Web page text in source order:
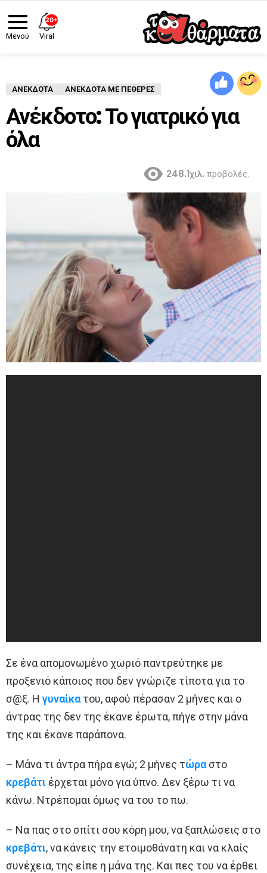
Μενού
ΑΝΈΚΔΟΤΑ ΑΝΈΚΔΟΤΑ ΜΕ ΠΕΘΕΡΈΣ
Ανέκδοτο: Το γιατρικό για
όλα
248.1χιλ. προβολές.
Σε ένα απομονωμένο χωριό παντρεύτηκε με
προξενιό κάποιος που δεν γνώριζε τίποτα για το
σ@ξ. Η γυναίκατου, αφού πέρασαν 2 μήνες και ο
άντρας της δεν της έκανε έρωτα, πήγε στην μάνα
της και έκανε παράπονα.
– Μάνα τι άντρα πήρα εγώ; 2 μήνες τώραστο
κρεβάτι έρχεται μόνο για ύπνο. Δεν ξέρω τι να
κάνω. Ντρέπομαι όμως να του το πω.
– Να πας στο σπίτι σου κόρη μου, να ξαπλώσεις στο
κρεβάτι, να κάνεις την ετοιμοθάνατη και να κλαίς
συνέχεια, της είπε η μάνα της. Και πες του να έρθει
20+
Viral